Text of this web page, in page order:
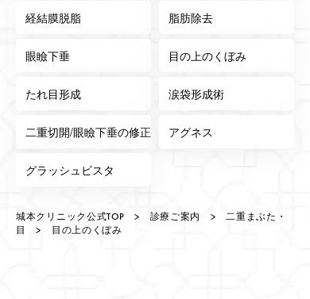
経結膜脱脂 脂肪除去
眼瞼下垂 目の上のくぼみ
たれ目形成 涙袋形成術
二重切開/眼瞼下垂の修正 アグネス
グラッシュビスタ
城本クリニック公式TOP > 診療ご案内 >二重まぶた・
目
> 目の上のくぼみ